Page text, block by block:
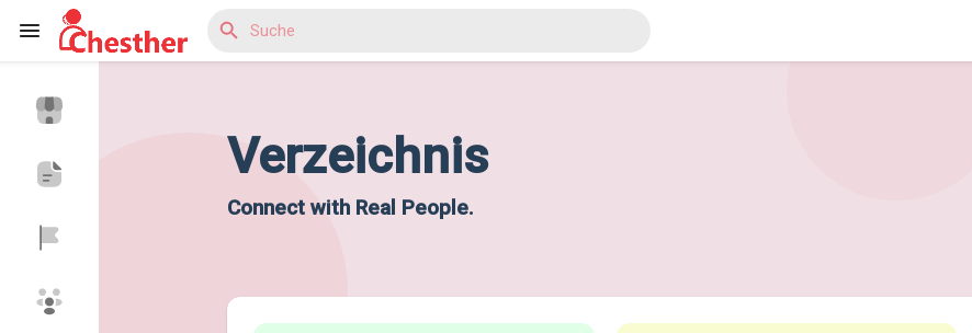
Verzeichnis
Connect with Real People.